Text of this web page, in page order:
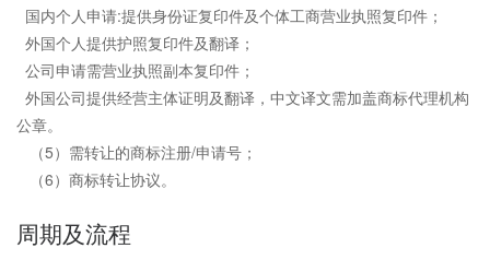
国内个人申请:提供身份证复印件及个体工商营业执照复印件；
外国个人提供护照复印件及翻译；
公司申请需营业执照副本复印件；
外国公司提供经营主体证明及翻译，中文译文需加盖商标代理机构
公章。
（5）需转让的商标注册/申请号；
（6）商标转让协议。
周期及流程